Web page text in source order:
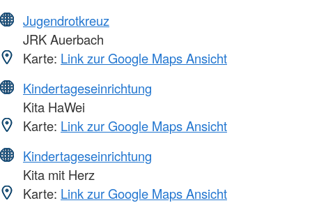
Jugendrotkreuz
JRK Auerbach
Karte: Link zur Google Maps Ansicht
Kindertageseinrichtung
Kita HaWei
Karte: Link zur Google Maps Ansicht
Kindertageseinrichtung
Kita mit Herz
Karte: Link zur Google Maps Ansicht